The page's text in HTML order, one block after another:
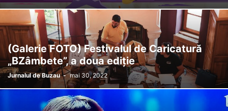
(Galerie FOTO) Festivalul de Caricatură
„BZâmbete”, a doua ediție
Jurnalul de Buzau - mai 30, 2022